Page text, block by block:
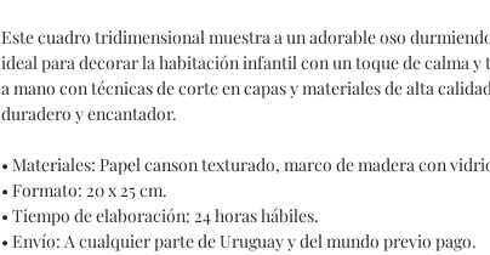
Este cuadro tridimensional muestra a un adorable oso
ideal para decorar la habitación infantil con un toque de calma y
a mano con técnicas de corte en capas y materiales de alta
duradero y encantador.
• Materiales: Papel canson texturado, marco de madera con
• Formato: 20 x 25 cm.
• Tiempo de elaboración: 24 horas hábiles.
• Envío: A cualquier parte de Uruguay y del mundo previo pago.